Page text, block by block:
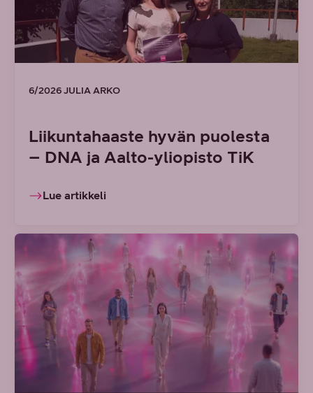
6/2026 JULIA ARKO
Liikuntahaaste hyvän puolesta
– DNA ja Aalto-yliopisto TiK
Lue artikkeli